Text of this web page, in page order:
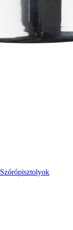
Szórópisztolyok